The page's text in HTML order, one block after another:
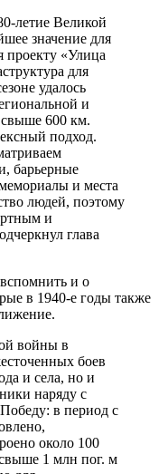
летие Великой
значение для
проекту «Улица
для
удалось
и
600 км.
подход.
барьерные
и места
людей, поэтому
и
глава
и о
в 1940-е годы также
войны в
боев
и села, но и
наряду с
в период с
около 100
1 млн пог. м